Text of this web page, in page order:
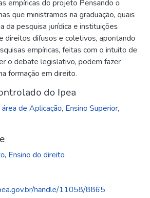
empíricas do projeto Pensando o
que ministramos na graduação, quais
da pesquisa jurídica e instituições
direitos difusos e coletivos, apontando
empíricas, feitas com o intuito de
o debate legislativo, podem fazer
formação em direito.
do Ipea
de Aplicação, Ensino Superior,
, Ensino do direito
handle/11058/8865